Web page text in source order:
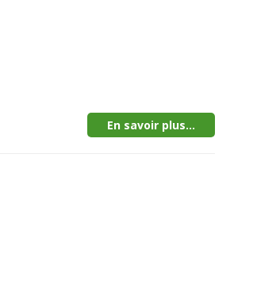
En savoir plus...